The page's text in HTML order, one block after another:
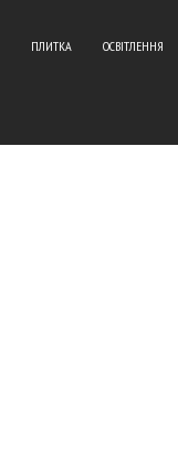
ПЛИТКА ОСВІТЛЕННЯ